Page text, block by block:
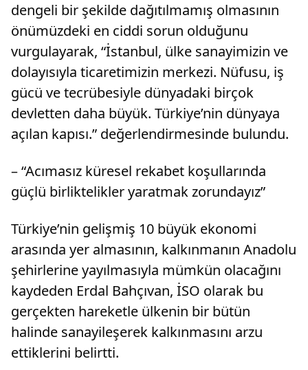
dengeli bir şekilde dağıtılmamış olmasının
önümüzdeki en ciddi sorun olduğunu
vurgulayarak, “İstanbul, ülke sanayimizin ve
dolayısıyla ticaretimizin merkezi. Nüfusu, iş
gücü ve tecrübesiyle dünyadaki birçok
devletten daha büyük. Türkiye’nin dünyaya
açılan kapısı.” değerlendirmesinde bulundu.
– “Acımasız küresel rekabet koşullarında
güçlü birliktelikler yaratmak zorundayız”
Türkiye’nin gelişmiş 10 büyük ekonomi
arasında yer almasının, kalkınmanın Anadolu
şehirlerine yayılmasıyla mümkün olacağını
kaydeden Erdal Bahçıvan, İSO olarak bu
gerçekten hareketle ülkenin bir bütün
halinde sanayileşerek kalkınmasını arzu
ettiklerini belirtti.